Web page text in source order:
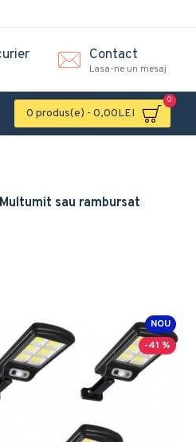
Contact
Lasa-ne un mesaj
0 produs(e) - 0,00LEI
0
Multumit sau rambursat
NOU
-41 %